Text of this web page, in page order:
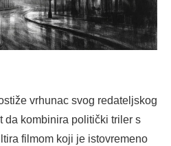
vrhunac svog redateljskog
da kombinira politički triler s
filmom koji je istovremeno